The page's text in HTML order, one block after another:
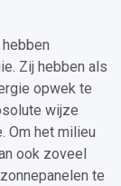
Zij hebben als
opwek te
wijze
Om het milieu
ook zoveel
te